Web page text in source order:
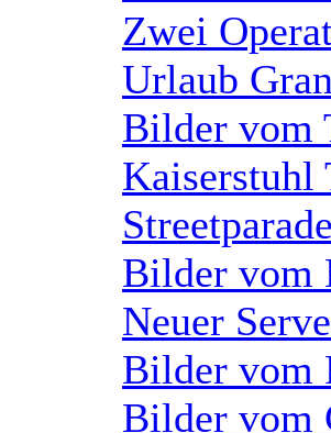
Zwei
Urlaub
Bilder vom
Kaiserstuhl
Bilder vom
Neuer
Bilder vom
Bilder vom